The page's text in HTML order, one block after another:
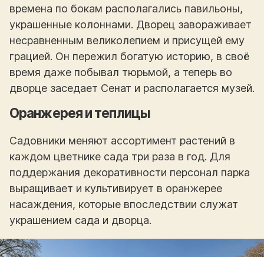
времена по бокам располагались павильоны,
украшенные колоннами. Дворец завораживает
несравненным великолепием и присущей ему
грацией. Он пережил богатую историю, в своё
время даже побывал тюрьмой, а теперь во
дворце заседает Сенат и располагается музей.
Оранжерея и теплицы
Садовники меняют ассортимент растений в
каждом цветнике сада три раза в год. Для
поддержания декоративности персонал парка
выращивает и культивирует в оранжерее
насаждения, которые впоследствии служат
украшением сада и дворца.